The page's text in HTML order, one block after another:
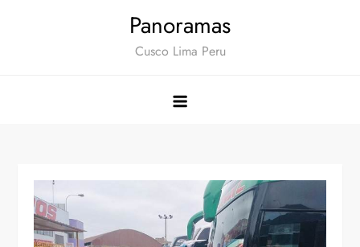
Panoramas
Cusco Lima Peru